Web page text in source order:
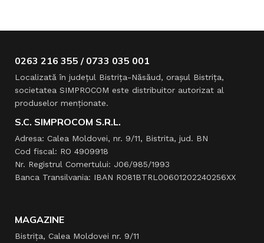
0263 216 355 / 0733 035 001
Localizată în judeţul Bistriţa-Năsăud, oraşul Bistriţa,
societatea SIMPROCOM este distribuitor autorizat al
produselor menţionate.
S.C. SIMPROCOM S.R.L.
Adresa: Calea Moldovei, nr. 9/11, Bistrita, jud. BN
Cod fiscal: RO 4909918
Nr. Registrul Comertului: J06/985/1993
Banca Transilvania: IBAN RO81BTRL00601202240256XX
MAGAZINE
Bistrița, Calea Moldovei nr. 9/11